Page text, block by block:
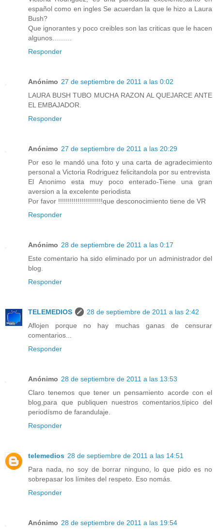
español como en ingles Se acuerdan la que le hizo a Laura
Bush?
Que ignorantes y poco creibles son las criticas que le hacen
algunos..........
Responder
Anónimo 27 de septiembre de 2011 a las 0:02
LAURA BUSH TUBO MUCHA RAZON AL QUEJARCE ANTE
EL EMBAJADOR.
Responder
Anónimo 27 de septiembre de 2011 a las 20:29
Por eso le mandó una foto y una carta de agradecimiento
personal a Victoria Rodriguez felicitandola por su entrevista
El Anonimo esta muy poco enterado-Tiene una gran
aversion a la excelente periodista
Por favor !!!!!!!!!!!!!!!!!!!!!!!que desconocimiento tiene de VR
Responder
Anónimo 28 de septiembre de 2011 a las 0:17
Este comentario ha sido eliminado por un administrador del
blog.
Responder
TELEMEDIOS
28 de septiembre de 2011 a las 2:42
Aflojen porque no hay muchas ganas de censurar
comentarios...
Responder
Anónimo 28 de septiembre de 2011 a las 13:53
Claro tenemos que tener un pensamiento acorde con el
blog,para que publiquen nuestros comentarios,típico del
periodísmo de farandulaje.
Responder
telemedios 28 de septiembre de 2011 a las 14:51
Para nada, no soy de borrar ninguno, lo que pido es no
sobrepasar los límites del respeto. Eso nomás.
Responder
Anónimo 28 de septiembre de 2011 a las 19:54